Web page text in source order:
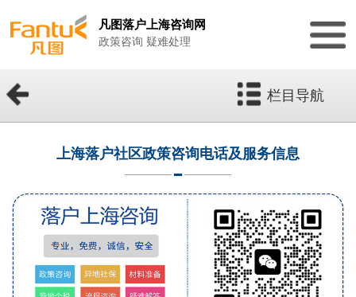
凡图落户上海咨询网
政策咨询 疑难处理
栏目导航
上海落户社区政策咨询电话及服务信息